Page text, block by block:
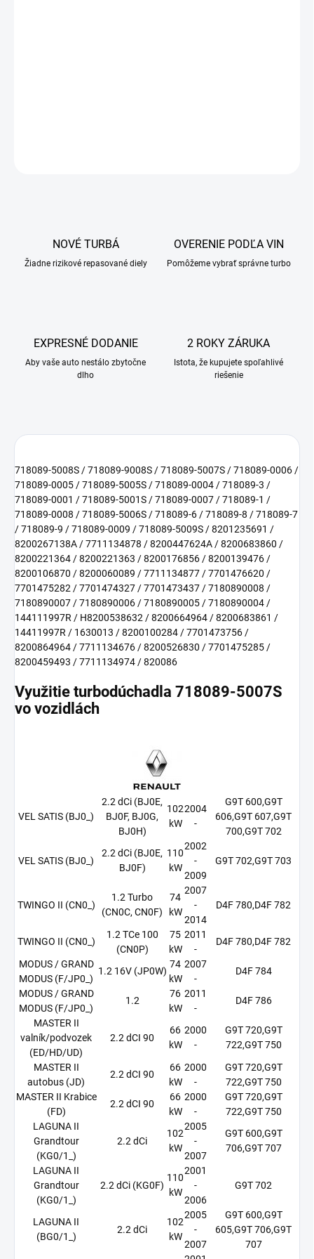
NOVÉ TURBÁ
Žiadne rizikové repasované diely
OVERENIE PODĽA VIN
Pomôžeme vybrať správne turbo
EXPRESNÉ DODANIE
Aby vaše auto nestálo zbytočne
dlho
2 ROKY ZÁRUKA
Istota, že kupujete spoľahlivé
riešenie
718089-5008S / 718089-9008S / 718089-5007S / 718089-0006 /
718089-0005 / 718089-5005S / 718089-0004 / 718089-3 /
718089-0001 / 718089-5001S / 718089-0007 / 718089-1 /
718089-0008 / 718089-5006S / 718089-6 / 718089-8 / 718089-7
/ 718089-9 / 718089-0009 / 718089-5009S / 8201235691 /
8200267138A / 7711134878 / 8200447624A / 8200683860 /
8200221364 / 8200221363 / 8200176856 / 8200139476 /
8200106870 / 8200060089 / 7711134877 / 7701476620 /
7701475282 / 7701474327 / 7701473437 / 7180890008 /
7180890007 / 7180890006 / 7180890005 / 7180890004 /
144111997R / H8200538632 / 8200664964 / 8200683861 /
14411997R / 1630013 / 8200100284 / 7701473756 /
8200864964 / 7711134676 / 8200526830 / 7701475285 /
8200459493 / 7711134974 / 820086
Využitie turbodúchadla 718089-5007S
vo vozidlách
VEL SATIS (BJ0_)
2.2 dCi (BJ0E,
BJ0F, BJ0G,
BJ0H)
102
kW
2004
-
G9T 600,G9T
606,G9T 607,G9T
700,G9T 702
VEL SATIS (BJ0_)
2.2 dCi (BJ0E,
BJ0F)
110
kW
2002
-
2009
G9T 702,G9T 703
TWINGO II (CN0_)
1.2 Turbo
(CN0C, CN0F)
74
kW
2007
-
2014
D4F 780,D4F 782
TWINGO II (CN0_)
1.2 TCe 100
(CN0P)
75
kW
2011
-
D4F 780,D4F 782
MODUS / GRAND
MODUS (F/JP0_)
1.2 16V (JP0W)
74
kW
2007
-
D4F 784
MODUS / GRAND
MODUS (F/JP0_)
1.2
76
kW
2011
-
D4F 786
MASTER II
valník/podvozek
(ED/HD/UD)
2.2 dCI 90
66
kW
2000
-
G9T 720,G9T
722,G9T 750
MASTER II
autobus (JD)
2.2 dCI 90
66
kW
2000
-
G9T 720,G9T
722,G9T 750
MASTER II Krabice
(FD)
2.2 dCI 90
66
kW
2000
-
G9T 720,G9T
722,G9T 750
LAGUNA II
Grandtour
(KG0/1_)
2.2 dCi
102
kW
2005
-
2007
G9T 600,G9T
706,G9T 707
LAGUNA II
Grandtour
(KG0/1_)
2.2 dCi (KG0F)
110
kW
2001
-
2006
G9T 702
LAGUNA II
(BG0/1_)
2.2 dCi
102
kW
2005
-
2007
G9T 600,G9T
605,G9T 706,G9T
707